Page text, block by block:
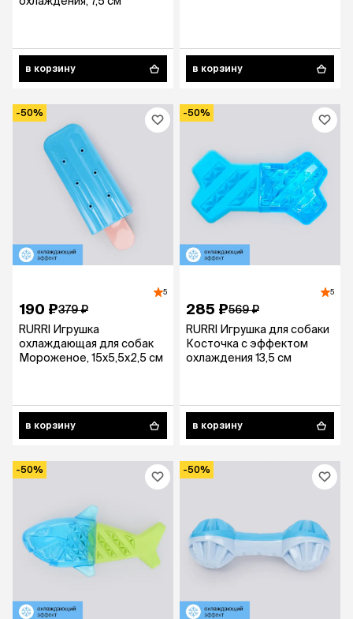
в корзину в корзину
-50%
5
190 ₽379 ₽
RURRI Игрушка
охлаждающая для собак
Мороженое, 15х5,5х2,5 см
в корзину
-50%
5
285 ₽569 ₽
RURRI Игрушка для собаки
Косточка с эффектом
охлаждения 13,5 см
в корзину
-50% -50%